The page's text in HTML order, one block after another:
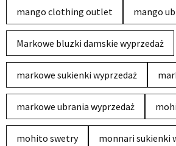
mango clothing outlet mango
Markowe bluzki damskie wyprzedaż
markowe sukienki wyprzedaż
markowe ubrania wyprzedaż
mohito swetry monnari sukienki